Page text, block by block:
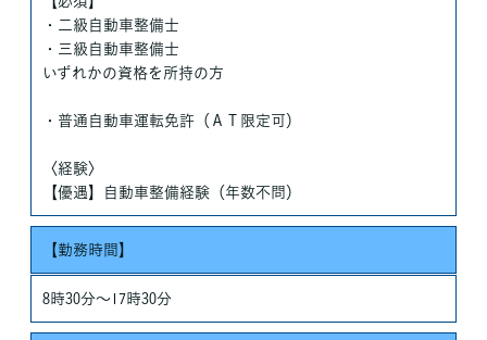
・二級自動車整備士
・三級自動車整備士
いずれかの資格を所持の方
・普通自動車運転免許（ＡＴ限定可）
〈経験〉
【優遇】自動車整備経験（年数不問）
【勤務時間】
8時30分〜17時30分